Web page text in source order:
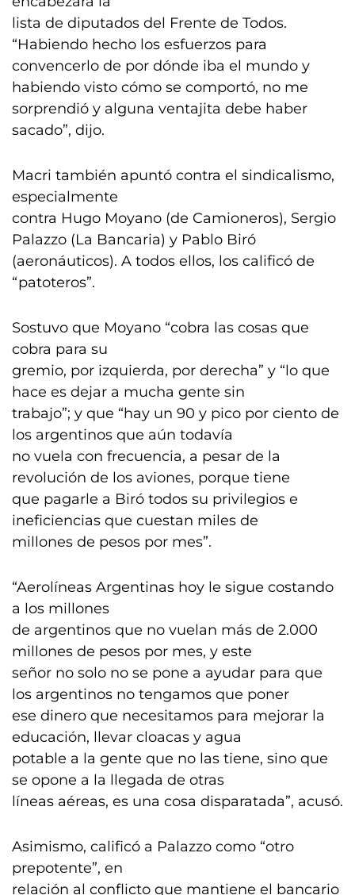
lista de diputados del Frente de Todos.
“Habiendo hecho los esfuerzos para
convencerlo de por dónde iba el mundo y
habiendo visto cómo se comportó, no me
sorprendió y alguna ventajita debe haber
sacado”, dijo.
Macri también apuntó contra el sindicalismo,
especialmente
contra Hugo Moyano (de Camioneros), Sergio
Palazzo (La Bancaria) y Pablo Biró
(aeronáuticos). A todos ellos, los calificó de
“patoteros”.
Sostuvo que Moyano “cobra las cosas que
cobra para su
gremio, por izquierda, por derecha” y “lo que
hace es dejar a mucha gente sin
trabajo”; y que “hay un 90 y pico por ciento de
los argentinos que aún todavía
no vuela con frecuencia, a pesar de la
revolución de los aviones, porque tiene
que pagarle a Biró todos su privilegios e
ineficiencias que cuestan miles de
millones de pesos por mes”.
“Aerolíneas Argentinas hoy le sigue costando
a los millones
de argentinos que no vuelan más de 2.000
millones de pesos por mes, y este
señor no solo no se pone a ayudar para que
los argentinos no tengamos que poner
ese dinero que necesitamos para mejorar la
educación, llevar cloacas y agua
potable a la gente que no las tiene, sino que
se opone a la llegada de otras
líneas aéreas, es una cosa disparatada”, acusó.
Asimismo, calificó a Palazzo como “otro
prepotente”, en
relación al conflicto que mantiene el bancario